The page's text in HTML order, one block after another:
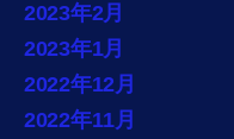
2023年2月
2023年1月
2022年12月
2022年11月